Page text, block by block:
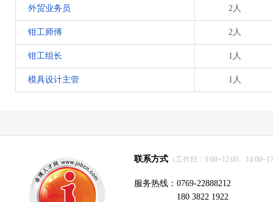
外贸业务员 2人
钳工师傅 2人
钳工组长 1人
模具设计主管 1人
联系方式 （工作日：9:00~12:00、
服务热线：0769-22888212
180 3822 1922